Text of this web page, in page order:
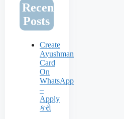
Recent
Posts
Create
Ayushman
Card
On
WhatsApp
–
Apply
કરો